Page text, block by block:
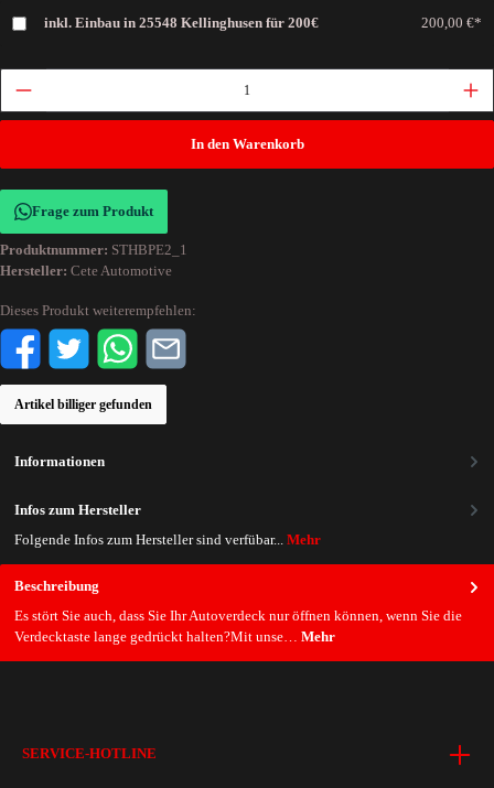
inkl. Einbau in 25548 Kellinghusen für 200€ 200,00 €*
In den Warenkorb
Frage zum Produkt
Produktnummer: STHBPE2_1
Hersteller: Cete Automotive
Dieses Produkt weiterempfehlen:
Artikel billiger gefunden
Beschreibung
Es stört Sie auch, dass Sie Ihr Autoverdeck nur öffnen können, wenn Sie die
Verdecktaste lange gedrückt halten?Mit unse… Mehr
Informationen
Infos zum Hersteller
Folgende Infos zum Hersteller sind verfübar... Mehr
SERVICE-HOTLINE